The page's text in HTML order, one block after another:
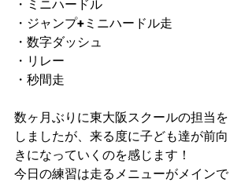
・ミニハードル
・ジャンプ+ミニハードル走
・数字ダッシュ
・リレー
・秒間走
数ヶ月ぶりに東大阪スクールの担当を
しましたが、来る度に子ども達が前向
きになっていくのを感じます！
今日の練習は走るメニューがメインで